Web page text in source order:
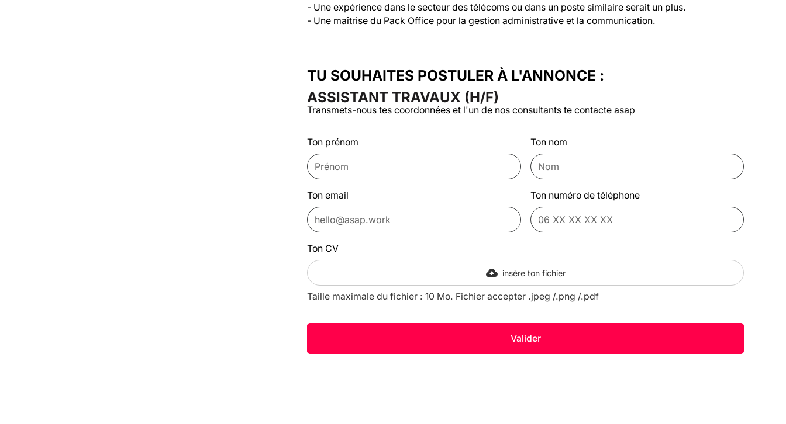
- Une expérience dans le secteur des télécoms ou dans un poste similaire serait un plus.
- Une maîtrise du Pack Office pour la gestion administrative et la communication.
TU SOUHAITES POSTULER À L'ANNONCE :
ASSISTANT TRAVAUX (H/F)
Transmets-nous tes coordonnées et l'un de nos consultants te contacte asap
Ton prénom Ton nom
Ton email Ton numéro de téléphone
Ton CV
insère ton fichier
Taille maximale du fichier : 10 Mo. Fichier accepter .jpeg /.png /.pdf